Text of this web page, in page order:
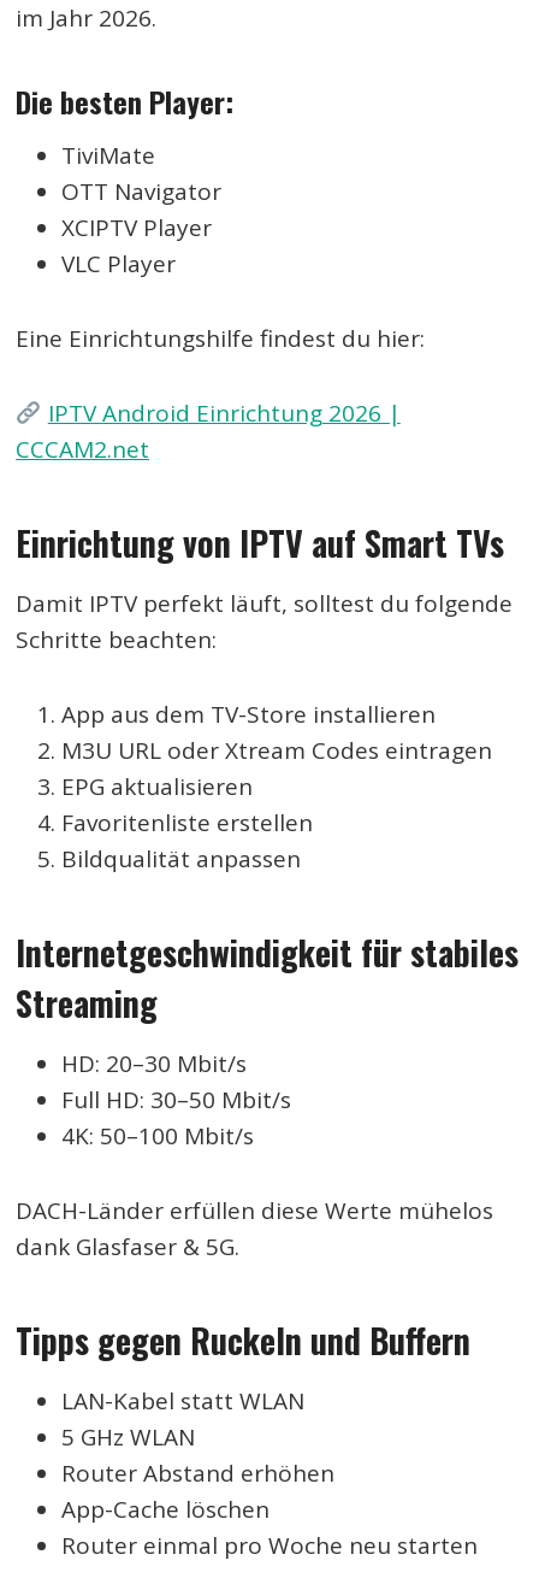
im Jahr 2026.
Die besten Player:
TiviMate
OTT Navigator
XCIPTV Player
VLC Player
Eine Einrichtungshilfe findest du hier:
IPTV Android Einrichtung 2026 |
CCCAM2.net
Einrichtung von IPTV auf Smart TVs
Damit IPTV perfekt läuft, solltest du folgende
Schritte beachten:
App aus dem TV-Store installieren
M3U URL oder Xtream Codes eintragen
EPG aktualisieren
Favoritenliste erstellen
Bildqualität anpassen
Internetgeschwindigkeit für stabiles
Streaming
HD: 20–30 Mbit/s
Full HD: 30–50 Mbit/s
4K: 50–100 Mbit/s
DACH-Länder erfüllen diese Werte mühelos
dank Glasfaser & 5G.
Tipps gegen Ruckeln und Buffern
LAN-Kabel statt WLAN
5 GHz WLAN
Router Abstand erhöhen
App-Cache löschen
Router einmal pro Woche neu starten